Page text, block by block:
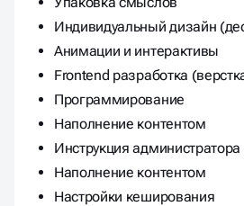
Индивидуальный дизайн
Анимации и интерактивы
Frontend разработка
Программирование
Наполнение контентом
Инструкция администратора
Наполнение контентом
Настройки кеширования